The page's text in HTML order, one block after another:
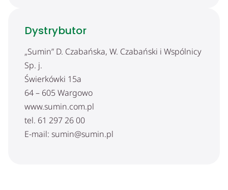
Dystrybutor
„Sumin” D. Czabańska, W. Czabański i Wspólnicy
Sp. j.
Świerkówki 15a
64 – 605 Wargowo
www.sumin.com.pl
tel. 61 297 26 00
E-mail: sumin@sumin.pl